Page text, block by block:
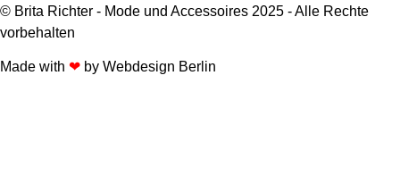
© Brita Richter - Mode und Accessoires 2025 - Alle Rechte
vorbehalten
Made with ❤ by Webdesign Berlin